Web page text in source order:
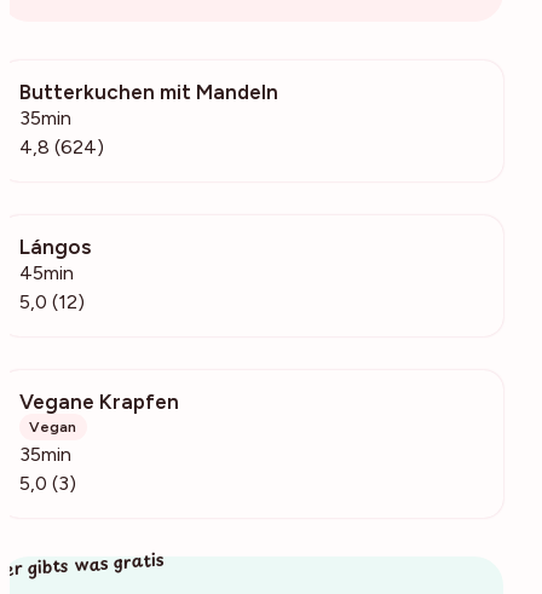
Butterkuchen mit Mandeln
35min
4,8 (624)
Lángos
45min
5,0 (12)
Vegane Krapfen
Vegan
35min
5,0 (3)
gibts was gratis